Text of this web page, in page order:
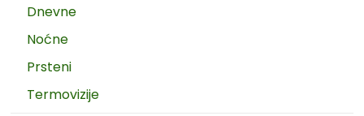
Dnevne
Noćne
Prsteni
Termovizije